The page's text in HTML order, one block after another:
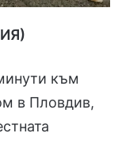
към
в Пловдив,